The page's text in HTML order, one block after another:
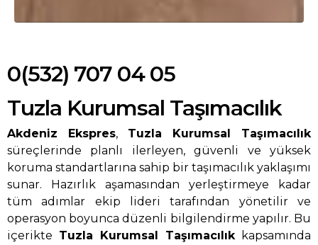
0(532) 707 04 05
Tuzla Kurumsal Taşımacılık
Akdeniz Ekspres, Tuzla Kurumsal Taşımacılık
süreçlerinde planlı ilerleyen, güvenli ve yüksek
koruma standartlarına sahip bir taşımacılık yaklaşımı
sunar. Hazırlık aşamasından yerleştirmeye kadar
tüm adımlar ekip lideri tarafından yönetilir ve
operasyon boyunca düzenli bilgilendirme yapılır. Bu
içerikte Tuzla Kurumsal Taşımacılıkkapsamında